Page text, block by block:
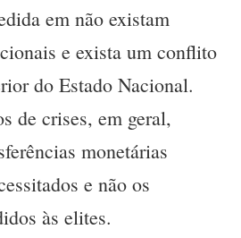
em não existam
e exista um conflito
do Estado Nacional.
de crises, em geral,
monetárias
e não os
às elites.